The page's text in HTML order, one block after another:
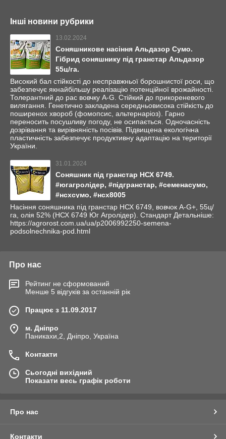
Інші новини рубрики
13.02.2024
Соняшникове насіння Альдазор Сумо.
Гібрид соняшнику під гранстар Альдазор
55ц/га.
Високий бал стійкості до несправжньої борошнистої роси, що
забезпечує якнайбільшу реалізацію потенційної врожайності.
Толерантний до рас вовчку А-G. Стійкий до прикореневого
вилягання. Генетично закладена середньовисока стійкість до
поширенох хвороб (фомопсис, альтернаріоз). Гарно
переносить посушливу погоду, не осипається. Одночасність
дозрівання та вирівняність посівів. Підвищена екологічна
пластичність забезпечує продуктивну адаптацію на території
України.
31.01.2024
Соняшник під гранстар НСХ 6749.
#югагролідер, #підгранстар, #семенасумо,
#нсхсумо, #нсх8005
Насіння соняшника під гранстар НСХ 6749, вовчок A-G+, 55ц/
га, олія 52% (НСХ 6749 Юг Агролідер). Стандарт Детальніше:
https://agrorost.com.ua/ua/p2006992250-semena-
podsolnechnika-pod.html
Про нас
Рейтинг не сформований
Менше 5 відгуків за останній рік
Працює з 11.09.2017
м. Дніпро
Паникахи,2, Дніпро, Україна
Контакти
Сьогодні вихідний
Показати весь графік роботи
Про нас
Контакти